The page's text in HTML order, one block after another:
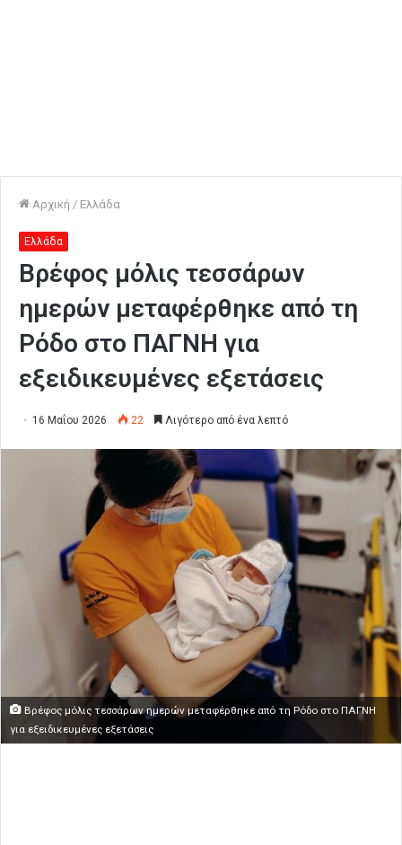
Αρχική / Ελλάδα
Ελλάδα
Βρέφος μόλις τεσσάρων
ημερών μεταφέρθηκε από τη
Ρόδο στο ΠΑΓΝΗ για
εξειδικευμένες εξετάσεις
16 Μαΐου 2026 22 Λιγότερο από ένα λεπτό
Βρέφος μόλις τεσσάρων ημερών μεταφέρθηκε από τη Ρόδο στο ΠΑΓΝΗ
για εξειδικευμένες εξετάσεις